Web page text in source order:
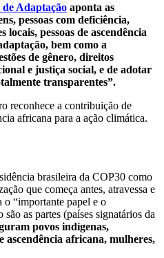
Adaptação aponta as
pessoas com deficiência,
locais, pessoas de ascendência
bem como a
de gênero, direitos
e justiça social, e de adotar
transparentes”.
reconhece a contribuição de
africana para a ação climática.
brasileira da COP30 como
que começa antes, atravessa e
o “importante papel e o
as partes (países signatários da
povos indígenas,
ascendência africana, mulheres,